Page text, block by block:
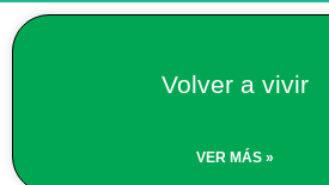
Volver a vivir
VER MÁS »